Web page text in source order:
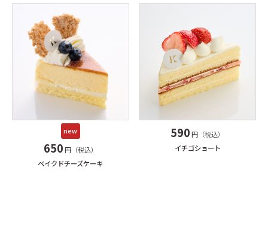
new
650円（税込）
ベイクドチーズケーキ
590円（税込）
イチゴショート